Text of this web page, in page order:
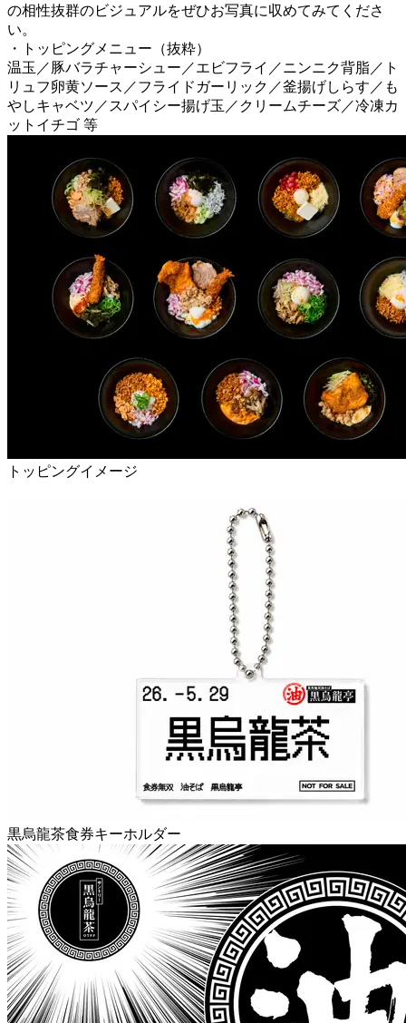
の相性抜群のビジュアルをぜひお写真に収めてみてくださ
い。
・トッピングメニュー（抜粋）
温玉／豚バラチャーシュー／エビフライ／ニンニク背脂／ト
リュフ卵黄ソース／フライドガーリック／釜揚げしらす／も
やしキャベツ／スパイシー揚げ玉／クリームチーズ／冷凍カ
ットイチゴ 等
トッピングイメージ
黒烏龍茶食券キーホルダー